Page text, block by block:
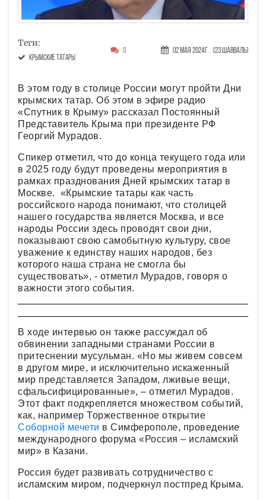
Теги:
крымские татары
0 02 Мая 2024г. (23 Шавваль)
В этом году в столице России могут пройти Дни
крымских татар. Об этом в эфире радио
«Спутник в Крыму» рассказал Постоянный
Представитель Крыма при президенте РФ
Георгий Мурадов.
Спикер отметил, что до конца текущего года или
в 2025 году будут проведены мероприятия в
рамках празднования Дней крымских татар в
Москве. «Крымские татары как часть
российского народа понимают, что столицей
нашего государства является Москва, и все
народы России здесь проводят свои дни,
показывают свою самобытную культуру, свое
уважение к единству наших народов, без
которого наша страна не смогла бы
существовать», - отметил Мурадов, говоря о
важности этого события.
В ходе интервью он также рассуждал об
обвинении западными странами России в
притеснении мусульман. «Но мы живем совсем
в другом мире, и исключительно искаженный
мир представляется Западом, лживые вещи,
сфальсифицированные», – отметил Мурадов.
Этот факт подкрепляется множеством событий,
как, например Торжественное открытие
Соборной мечети в Симферополе, проведение
международного форума «Россия – исламский
мир» в Казани.
Россия будет развивать сотрудничество с
исламским миром, подчеркнул постпред Крыма.